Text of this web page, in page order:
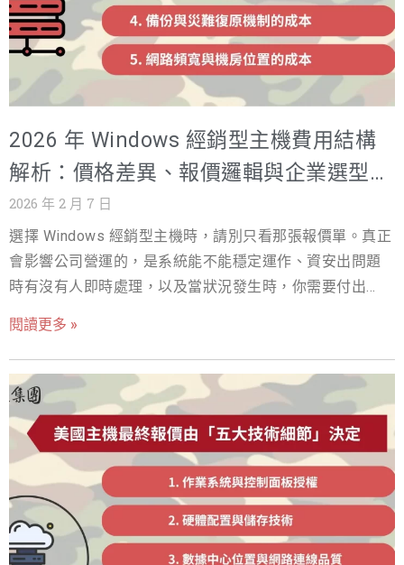
是企業成長路上的高光時刻。然而，A 公司的行銷長 Leo
卻在第一時間緊急致電戰國策網軍行銷顧問，語氣中充滿
焦慮：「顧問，我們的網站掛了！伺服器直接當機，客戶
根本進不了結帳頁面，我們正在眼睜睜看著幾百萬的訂單
共享主機方案。當時的判斷並不罕見：業務剛起步、流量
有限，能省則省。然而，當流量在短時間內從日均數千人
真實成本。 網站效能全面下降，不僅拖垮了自身系統，也
影響到同一台伺服器上的其他用戶，最終遭主機商緊急停
機處理，行銷成果在瞬間歸零。 當下，Leo 向戰國策網軍
行銷顧問提出關鍵問題：「我們現在該怎麼辦？我們需要
一個能承受任何流量衝擊的解決方案，但也很擔心這筆花
刺，卻往往忽略了數位基礎建設本身的承載極限。 專屬主
機（Dedicated Server）正是為了解決這類問題而誕生。它
提供完全獨立、專屬使用的硬體資源，讓企業不再受制於
他人流量、不必承擔共享環境的連帶風險。然而，隨之而
來的現實問題也更加關鍵－這筆收費的標準是什麼？專屬
主機的價格該如何評估，才能確保每一分投入都花在真正
必要的地方？ 作為長期站在企業決策第一線的戰國策網軍
2026 年 Windows 經銷型主機費用結構
解析：價格差異、報價邏輯與企業選型關
鍵
2026 年 2 月 7 日
選擇 Windows 經銷型主機時，請別只看那張報價單。真正
會影響公司營運的，是系統能不能穩定運作、資安出問題
時有沒有人即時處理，以及當狀況發生時，你需要付出多
裡，卻最容易在關鍵時刻壓垮團隊。 這不是一篇冰冷的規
格表或價格清單，而是一封提醒信。內容來自戰國策網軍
行銷親眼見過無數企業主與設計公司，在主機選擇上付出
高昂代價後，所整理出的實務經驗與避坑重點。希望這篇
文章，能在你做決定之前，替你少走一些彎路，少承擔一
些本不該發生的風險。 Windows經銷型主機費用不只看價
格！從老王的百萬教訓談企業採購陷阱 戰國策網軍行銷曾
服務過一位客戶，我們姑且稱他為老王。老王經營一家中
型網頁設計公司，長期承接企業官網與系統開發專案。
閱讀更多 »